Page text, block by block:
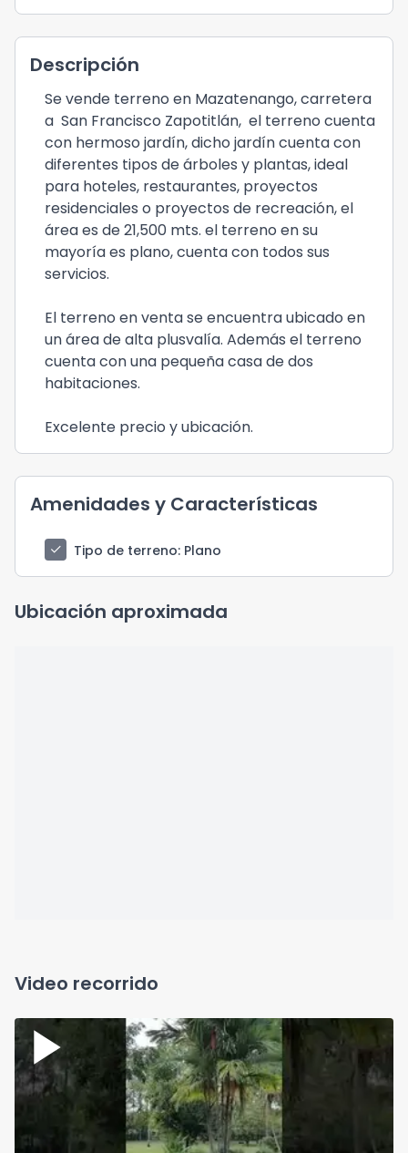
Descripción
Se vende terreno en Mazatenango, carretera
a San Francisco Zapotitlán, el terreno cuenta
con hermoso jardín, dicho jardín cuenta con
diferentes tipos de árboles y plantas, ideal
para hoteles, restaurantes, proyectos
residenciales o proyectos de recreación, el
área es de 21,500 mts. el terreno en su
mayoría es plano, cuenta con todos sus
servicios.
El terreno en venta se encuentra ubicado en
un área de alta plusvalía. Además el terreno
cuenta con una pequeña casa de dos
habitaciones.
Excelente precio y ubicación.
Amenidades y Características
check Tipo de terreno: Plano
Ubicación aproximada
Video recorrido